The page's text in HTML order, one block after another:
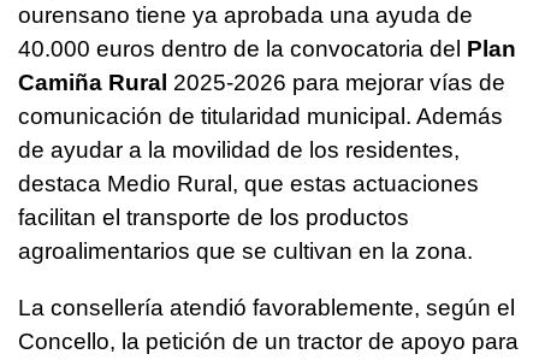
ourensano tiene ya aprobada una ayuda de
40.000 euros dentro de la convocatoria del Plan
Camiña Rural 2025-2026 para mejorar vías de
comunicación de titularidad municipal. Además
de ayudar a la movilidad de los residentes,
destaca Medio Rural, que estas actuaciones
facilitan el transporte de los productos
agroalimentarios que se cultivan en la zona.
La consellería atendió favorablemente, según el
Concello, la petición de un tractor de apoyo para